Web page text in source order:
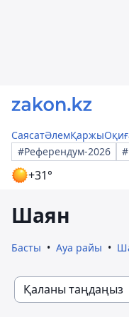
СаясатӘлемҚаржы
#Референдум-2026
+31°
Шаян
Басты Ауа райы
Қаланы таңдаңыз